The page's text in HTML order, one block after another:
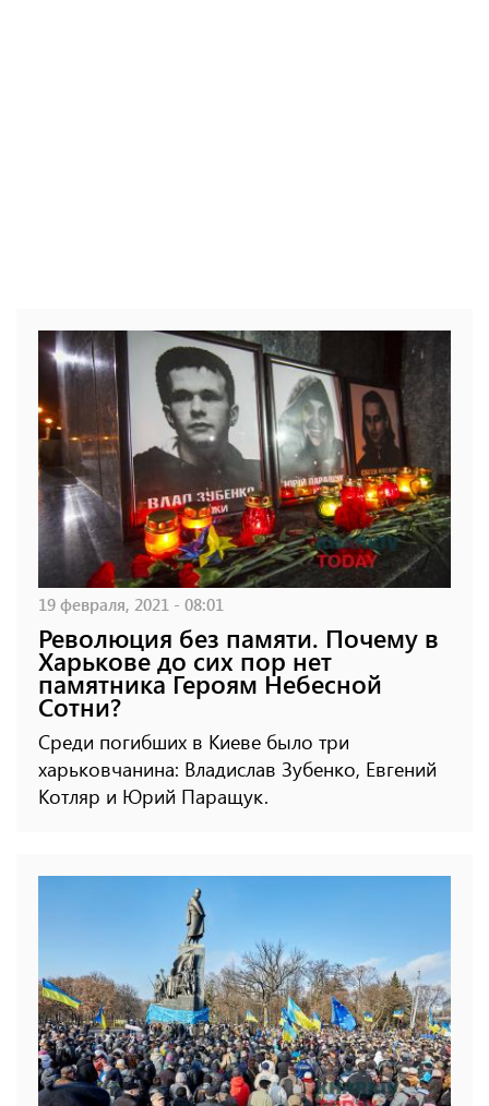
19 февраля, 2021 - 08:01
Революция без памяти. Почему в
Харькове до сих пор нет
памятника Героям Небесной
Сотни?
Среди погибших в Киеве было три
харьковчанина: Владислав Зубенко, Евгений
Котляр и Юрий Паращук.